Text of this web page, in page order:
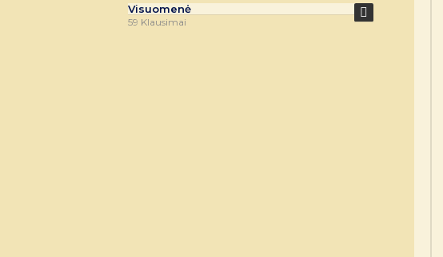
Visuomenė
59 Klausimai